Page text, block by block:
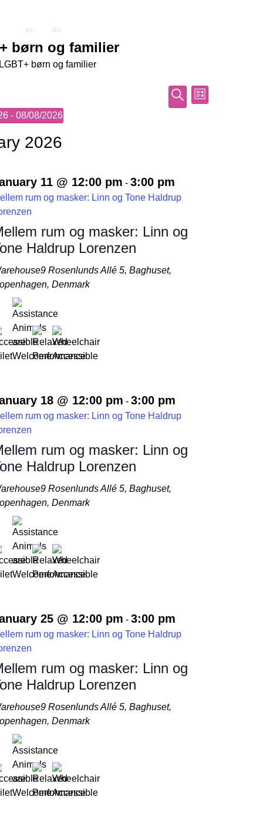
en da
børn og familier
børn og familier
Events
Navigation
SearchEvent
List
- 08/08/2026
2026
rum og masker: Linn og
Haldrup Lorenzen
11 @ 12:00 pm -3:00 pm
rum og masker: Linn og Tone Haldrup
Rosenlunds Allé 5, Baghuset,
Denmark
rum og masker: Linn og
Haldrup Lorenzen
18 @ 12:00 pm -3:00 pm
rum og masker: Linn og Tone Haldrup
Rosenlunds Allé 5, Baghuset,
Denmark
rum og masker: Linn og
Haldrup Lorenzen
25 @ 12:00 pm -3:00 pm
rum og masker: Linn og Tone Haldrup
Rosenlunds Allé 5, Baghuset,
Denmark